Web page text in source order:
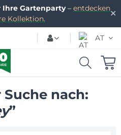
✕
Ihre Gartenparty– entdecken
Kollektion.
AT
nach:
”